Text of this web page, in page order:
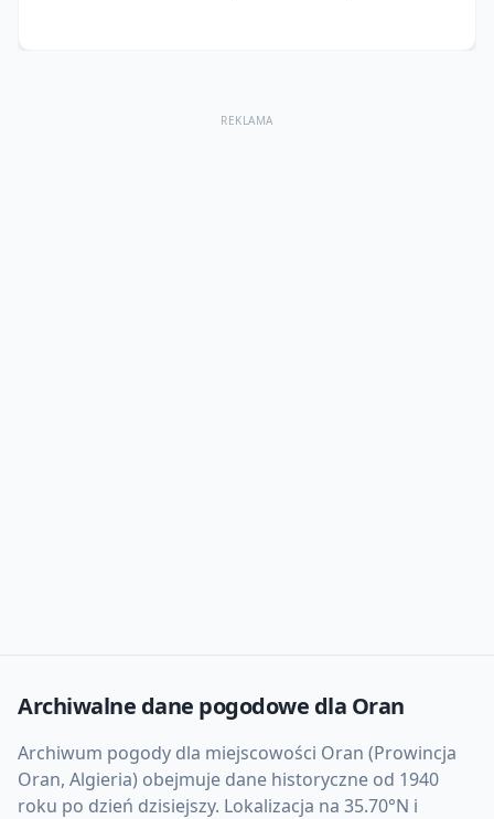
REKLAMA
Archiwalne dane pogodowe dla Oran
Archiwum pogody dla miejscowości Oran (Prowincja
Oran, Algieria) obejmuje dane historyczne od 1940
roku po dzień dzisiejszy. Lokalizacja na 35.70°N i